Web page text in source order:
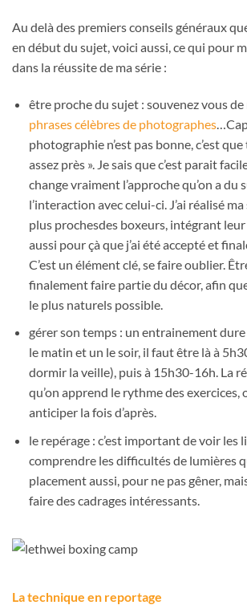
Au delà des premiers conseils généraux
en début du sujet, voici aussi, ce qui pour
dans la réussite de ma série :
être proche du sujet : souvenez vous
phrases célèbres de photographes
photographie n’est pas bonne, c’est que
assez près ». Je sais que c’est parait
change vraiment l’approche qu’on a du
l’interaction avec celui-ci. J’ai réalisé
plus prochesdes boxeurs, intégrant leur
aussi pour çà que j’ai été accepté et
C’est un élément clé, se faire oublier.
finalement faire partie du décor, afin
le plus naturels possible.
gérer son temps : un entrainement
le matin et un le soir, il faut être là à
dormir la veille), puis à 15h30-16h. La
qu’on apprend le rythme des exercices,
anticiper la fois d’après.
le repérage : c’est important de voir les
comprendre les difficultés de lumières
placement aussi, pour ne pas gêner,
faire des cadrages intéressants.
La technique en reportage